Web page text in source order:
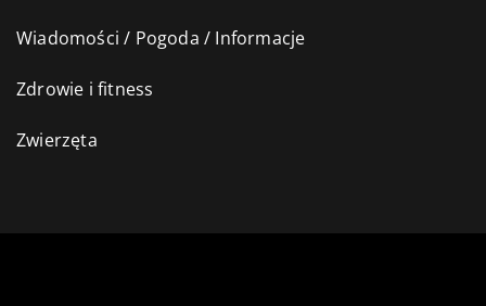
Wiadomości / Pogoda / Informacje
Zdrowie i fitness
Zwierzęta